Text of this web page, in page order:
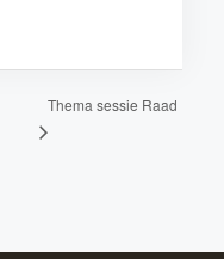
Thema sessie Raad